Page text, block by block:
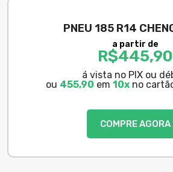
PNEU 185 R14
a partir de
R$445,90
á vista no PIX ou
ou 455,90 em 10x no
COMPRE AGORA